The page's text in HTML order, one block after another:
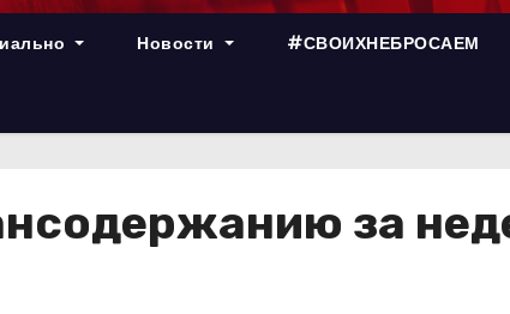
Новости #СВОИХНЕБРОСАЕМ
за